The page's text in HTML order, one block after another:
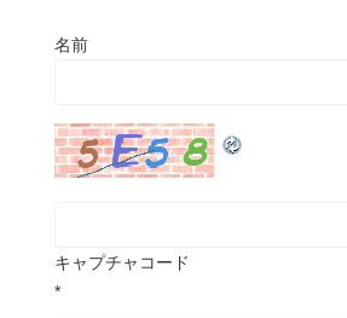
名前
キャプチャコード
*